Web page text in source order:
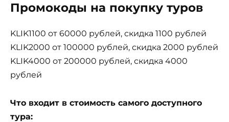
Промокоды на покупку туров
KLIK1100 от 60000 рублей, скидка 1100 рублей
KLIK2000 от 100000 рублей, скидка 2000 рублей
KLIK4000 от 200000 рублей, скидка 4000
рублей
Что входит в стоимость самого доступного
тура: